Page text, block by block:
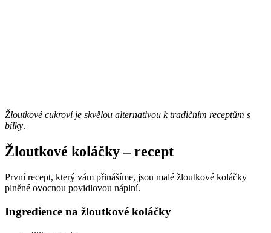
Žloutkové cukroví je skvělou alternativou k tradičním receptům s
bílky.
Žloutkové koláčky – recept
První recept, který vám přinášíme, jsou malé žloutkové koláčky
plněné ovocnou povidlovou náplní.
Ingredience na žloutkové koláčky